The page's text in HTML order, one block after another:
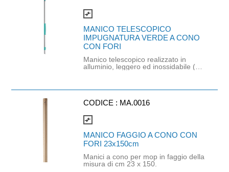
compare_arrows
MANICO TELESCOPICO
IMPUGNATURA VERDE A CONO
CON FORI
Manico telescopico realizzato in
alluminio, leggero ed inossidabile (90
la presa e l'ergonomicità e per
dell'operatore e l'alluminio. Può
tradizional i manici, con il vantaggio
che la lunghezza si può regolare a
seconda delle proprie esigenze.
ssere applicato il cono terminale che
permette un utilizzo anche come asta
telescopica, da us n scovoli, tergivetri
e velli lavavetri. Codice fornitore
(00001044)
CODICE : MA.0016
compare_arrows
MANICO FAGGIO A CONO CON
FORI 23x150cm
Manici a cono per mop in faggio della
misura di cm 23 x 150.